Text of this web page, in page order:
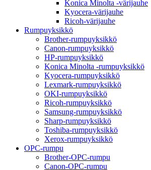
Konica Minolta -värijauhe
Kyocera-värijauhe
Ricoh-värijauhe
Rumpuyksikkö
Brother-rumpuyksikkö
Canon-rumpuyksikkö
HP-rumpuyksikkö
Konica Minolta -rumpuyksikkö
Kyocera-rumpuyksikkö
Lexmark-rumpuyksikkö
OKI-rumpuyksikkö
Ricoh-rumpuyksikkö
Samsung-rumpuyksikkö
Sharp-rumpuyksikkö
Toshiba-rumpuyksikkö
Xerox-rumpuyksikkö
OPC-rumpu
Brother-OPC-rumpu
Canon-OPC-rumpu